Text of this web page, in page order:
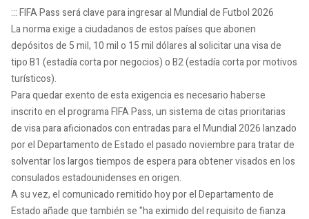
::: FIFA Pass será clave para ingresar al Mundial de Futbol 2026
La norma exige a ciudadanos de estos países que abonen
depósitos de 5 mil, 10 mil o 15 mil dólares al solicitar una visa de
tipo B1 (estadía corta por negocios) o B2 (estadía corta por motivos
turísticos).
Para quedar exento de esta exigencia es necesario haberse
inscrito en el programa FIFA Pass, un sistema de citas prioritarias
de visa para aficionados con entradas para el Mundial 2026 lanzado
por el Departamento de Estado el pasado noviembre para tratar de
solventar los largos tiempos de espera para obtener visados en los
consulados estadounidenses en origen.
A su vez, el comunicado remitido hoy por el Departamento de
Estado añade que también se "ha eximido del requisito de fianza